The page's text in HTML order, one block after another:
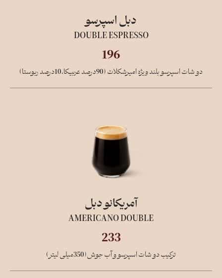
دبل اسپرسو
DOUBLE ESPRESSO
196
دو شات اسپرسو بلند ویژه امیرشکلات (90درصد عربیکا،10درصد ربوستا)
آمریکانو دبل
AMERICANO DOUBLE
233
ترکیب دو شات اسپرسو و آب جوش(350میلی لیتر)